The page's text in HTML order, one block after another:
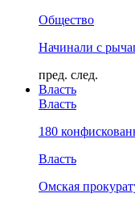
Общество
Начинали с
пред. след.
Власть
Власть
180
Власть
Омская